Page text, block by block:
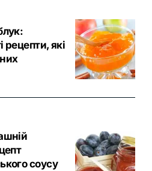
рецепти, які
соусу